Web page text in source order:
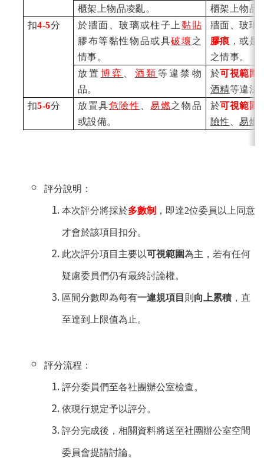
櫃架上物品凌亂。
櫃架上物品
扣4-5分 於牆面、玻璃或柱子上 黏貼
膠布等黏性物品或具破壞 之
情事。
牆面、玻璃
膠痕 ，或是
之情事。
放置 博弈 酒類 等違禁物
品。
於可視範圍
酒精等違法
扣5-6分 放置具危險性 、易燃之物品
或設備。
於可視範圍
險性
、易燃
評分說明：
本次評分將採於多數制 ，即達2位委員以上同意
才會於該項目扣分。
此次評分項目主要以可視範圍為主，若有任何
疑慮委員們仍有最終討論權。
區間分數即為每有一違規項目 則 向上累積 ，直
至達到上限值為止。
評分流程：
評分委員們至各社團辦公室檢查。
依現行規定予以評分。
評分完成後，相關資料將送至社團辦公室空間
委員會提請討論。